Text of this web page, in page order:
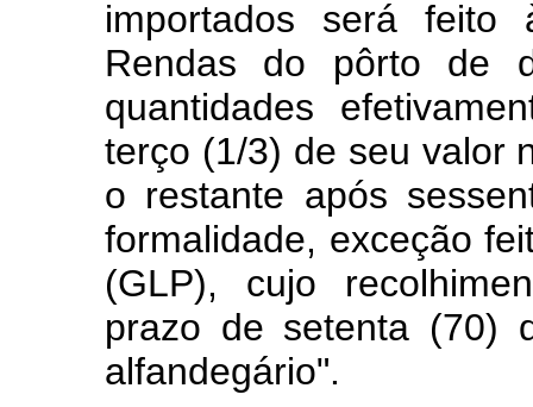
importados será feito
Rendas do pôrto de
quantidades
terço (1/3) de seu valor
o restante após
formalidade, exceção
(GLP), cujo
prazo de setenta (70)
alfandegário".